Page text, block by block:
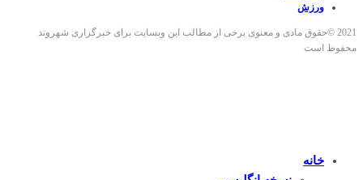
ورزش
2021 ©حقوق مادی و معنوی برخی از مطالب این وبسایت برای خبرگزاری شهروند
محفوظ است
خانه